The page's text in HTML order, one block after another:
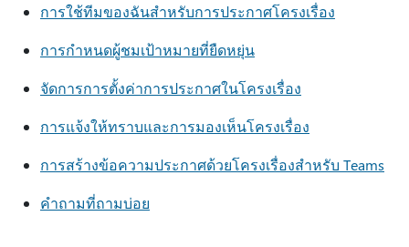
การใช้ทีมของฉันสําหรับการประกาศโครงเรื่อง
การกําหนดผู้ชมเป้าหมายที่ยืดหยุ่น
จัดการการตั้งค่าการประกาศในโครงเรื่อง
การแจ้งให้ทราบและการมองเห็นโครงเรื่อง
การสร้างข้อความประกาศด้วยโครงเรื่องสําหรับ Teams
คำถามที่ถามบ่อย